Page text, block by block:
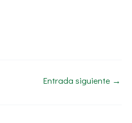
Entrada siguiente →